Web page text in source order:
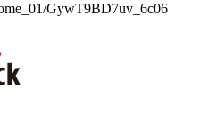
GywT9BD7uv_6c06